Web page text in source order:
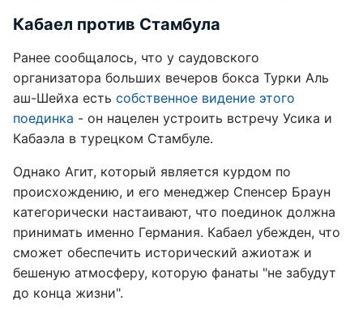
Кабаел против Стамбула
Ранее сообщалось, что у саудовского
организатора больших вечеров бокса Турки Аль
аш-Шейха есть собственное видение этого
поединка - он нацелен устроить встречу Усика и
Кабаэла в турецком Стамбуле.
Однако Агит, который является курдом по
происхождению, и его менеджер Спенсер Браун
категорически настаивают, что поединок должна
принимать именно Германия. Кабаел убежден, что
сможет обеспечить исторический ажиотаж и
бешеную атмосферу, которую фанаты "не забудут
до конца жизни".